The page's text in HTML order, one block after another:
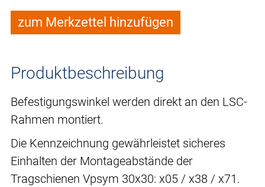
zum Merkzettel hinzufügen
Produktbeschreibung
Befestigungswinkel werden direkt an den LSC-
Rahmen montiert.
Die Kennzeichnung gewährleistet sicheres
Einhalten der Montageabstände der
Tragschienen Vpsym 30x30: x05 / x38 / x71.